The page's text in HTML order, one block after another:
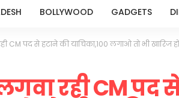
BOLLYWOOD GADGETS
पद से हटाने की याचिका,100 लगाओ तो भी खारिज
रही CM पद